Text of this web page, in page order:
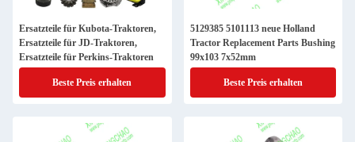
Ersatzteile für Kubota-Traktoren,
Ersatzteile für JD-Traktoren,
Ersatzteile für Perkins-Traktoren
Beste Preis erhalten
5129385 5101113 neue Holland
Tractor Replacement Parts Bushing
99x103 7x52mm
Beste Preis erhalten